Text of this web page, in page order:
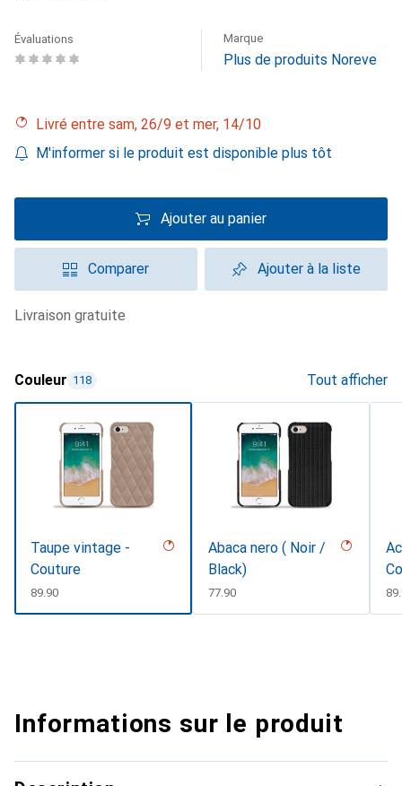
Évaluations Marque
Plus de produits Noreve
Livré entre sam, 26/9 et mer, 14/10
M'informer si le produit est disponible plus tôt
Ajouter au panier
Comparer Ajouter à la liste
livraison gratuite
Couleur 118 Tout afficher
Taupe vintage -
Couture
CHF
89.90
Abaca nero ( Noir /
Black)
CHF
77.90
Informations sur le produit